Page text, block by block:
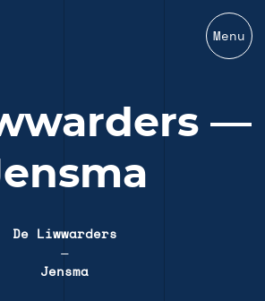
Menu
—
De Liwwarders
—
Jensma